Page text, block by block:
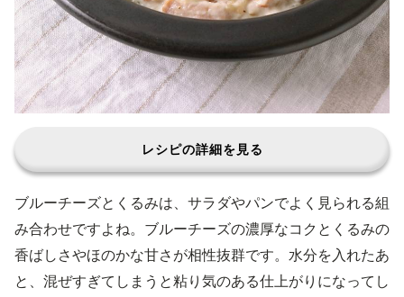
レシピの詳細を見る
ブルーチーズとくるみは、サラダやパンでよく見られる組
み合わせですよね。ブルーチーズの濃厚なコクとくるみの
香ばしさやほのかな甘さが相性抜群です。水分を入れたあ
と、混ぜすぎてしまうと粘り気のある仕上がりになってし